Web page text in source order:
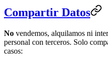
Compartir Datos
No vendemos, alquilamos ni
personal con terceros. Solo
casos: